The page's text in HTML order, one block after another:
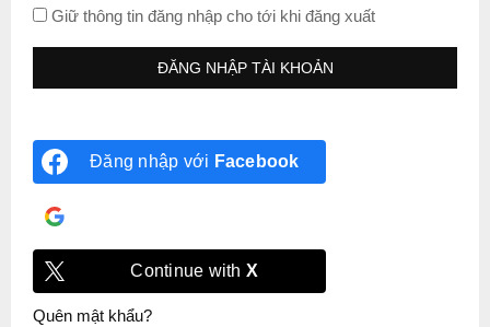
Giữ thông tin đăng nhập cho tới khi đăng xuất
Đăng nhập với Facebook
Continue with X
Quên mật khẩu?